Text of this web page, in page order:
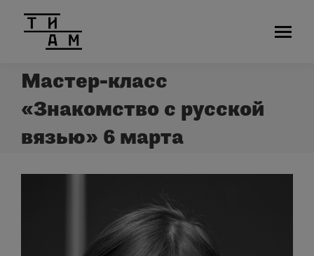
Мастер-класс
«Знакомство с русской
вязью» 6 марта